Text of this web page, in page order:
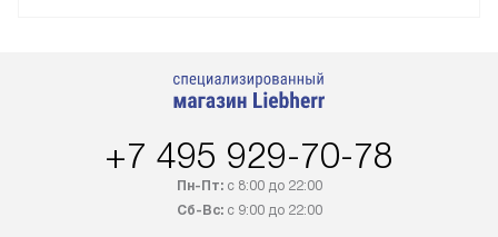
+7 495 929-70-78
Пн-Пт:с 8:00 до 22:00
Сб-Вс:с 9:00 до 22:00